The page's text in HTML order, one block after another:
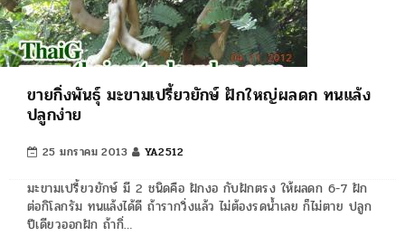
ขายกิ่งพันธุ์ มะขามเปรี้ยวยักษ์ ฝักใหญ่ผลดก ทนแล้ง
ปลูกง่าย
25 มกราคม 2013 YA2512
มะขามเปรี้ยวยักษ์ มี 2 ชนิดคือ ฝักงอ กับฝักตรง ให้ผลดก 6-7 ฝัก
ต่อกิโลกรัม ทนแล้งได้ดี ถ้ารากวิ่งแล้ว ไม่ต้องรดน้ำเลย ก็ไม่ตาย ปลูก
ปีเดียวออกฝัก ถ้ากิ่…